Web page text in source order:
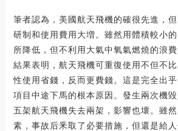
筆者認為，美國航天飛機的確很先進，
研制和使用費用大増。雖然用體積較小
所降低，但不利用大氣中氧氣燃燒的浪
結果表明，航天飛機可重復使用不但不
性使用省錢，反而更費錢。這是完全出
項目中途下馬的根本原因。發生兩次機毀
五架航天飛機失去兩架，影響也壞。雖
素，事故后釆取了必要措施，但還是給